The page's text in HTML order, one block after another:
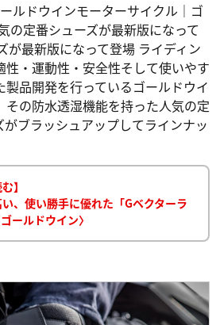
ルドウインモーターサイクル｜ゴ
の定番シューズが最新版になって
が最新版になって登場 ライディン
性・運動性・安全性そして使いやす
品開発を行っているゴールドウイ
その防水透湿機能を持った人気の定
ブラッシュアップしてラインナッ
】
、使い勝手に優れた「Gベクターラ
ールドウイン〉